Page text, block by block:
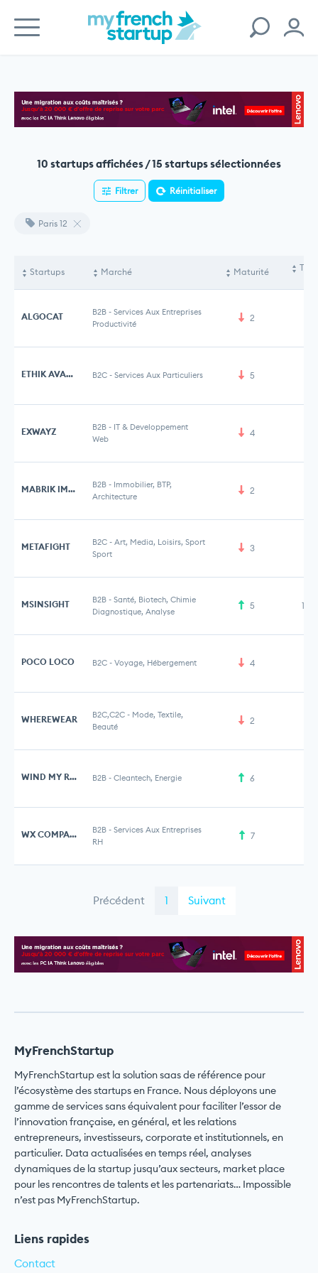
10 startups affichées / 15 startups sélectionnées
Filtrer Réinitialiser
Paris 12
Startups Marché Maturité
ALGOCAT B2B - Services Aux Entreprises
Productivité
2
ETHIK AVANTAGES B2C - Services Aux Particuliers 5
EXWAYZ B2B - IT & Developpement
Web
4
MABRIK IMMO B2B - Immobilier, BTP,
Architecture
2
METAFIGHT B2C - Art, Media, Loisirs, Sport
Sport
3
MSINSIGHT B2B - Santé, Biotech, Chimie
Diagnostique, Analyse
5
POCO LOCO B2C - Voyage, Hébergement 4
WHEREWEAR B2C,C2C - Mode, Textile,
Beauté
2
WIND MY ROOF B2B - Cleantech, Energie 6
WX COMPANY B2B - Services Aux Entreprises
RH
7
Précédent 1 Suivant
MyFrenchStartup
MyFrenchStartup est la solution saas de référence pour
l’écosystème des startups en France. Nous déployons une
gamme de services sans équivalent pour faciliter l’essor de
l’innovation française, en général, et les relations
entrepreneurs, investisseurs, corporate et institutionnels, en
particulier. Data actualisées en temps réel, analyses
dynamiques de la startup jusqu’aux secteurs, market place
pour les rencontres de talents et les partenariats… Impossible
n’est pas MyFrenchStartup.
Liens rapides
Contact